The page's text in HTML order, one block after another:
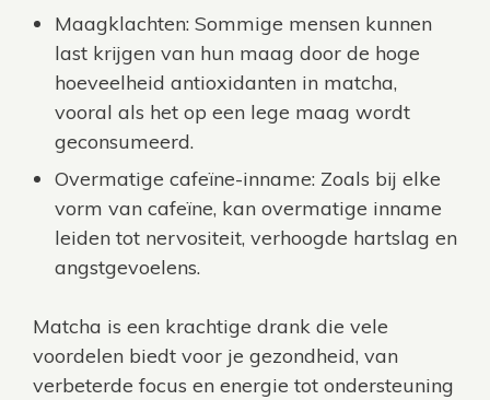
Maagklachten: Sommige mensen kunnen
last krijgen van hun maag door de hoge
hoeveelheid antioxidanten in matcha,
vooral als het op een lege maag wordt
geconsumeerd.
Overmatige cafeïne-inname: Zoals bij elke
vorm van cafeïne, kan overmatige inname
leiden tot nervositeit, verhoogde hartslag en
angstgevoelens.
Matcha is een krachtige drank die vele
voordelen biedt voor je gezondheid, van
verbeterde focus en energie tot ondersteuning